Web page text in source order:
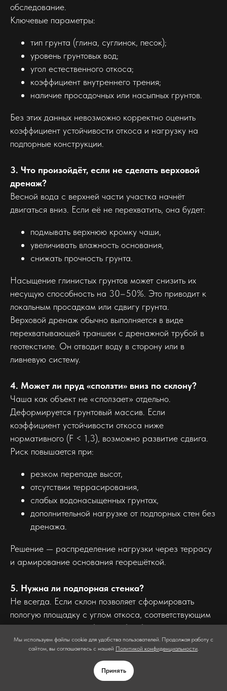
обследование.
Ключевые параметры:
тип грунта (глина, суглинок, песок);
уровень грунтовых вод;
угол естественного откоса;
коэффициент внутреннего трения;
наличие просадочных или насыпных грунтов.
Без этих данных невозможно корректно оценить
коэффициент устойчивости откоса и нагрузку на
подпорные конструкции.
3. Что произойдёт, если не сделать верховой
дренаж?
Весной вода с верхней части участка начнёт
двигаться вниз. Если её не перехватить, она будет:
подмывать верхнюю кромку чаши,
увеличивать влажность основания,
снижать прочность грунта.
Насыщение глинистых грунтов может снизить их
несущую способность на 30–50%. Это приводит к
локальным просадкам или сдвигу грунта.
Верховой дренаж обычно выполняется в виде
перехватывающей траншеи с дренажной трубой в
геотекстиле. Он отводит воду в сторону или в
ливневую систему.
4. Может ли пруд «сползти» вниз по склону?
Чаша как объект не «сползает» отдельно.
Деформируется грунтовый массив. Если
коэффициент устойчивости откоса ниже
нормативного (F < 1,3), возможно развитие сдвига.
Риск повышается при:
резком перепаде высот,
отсутствии террасирования,
слабых водонасыщенных грунтах,
дополнительной нагрузке от подпорных стен без
дренажа.
Решение — распределение нагрузки через террасу
и армирование основания георешёткой.
5. Нужна ли подпорная стенка?
Не всегда. Если склон позволяет сформировать
пологую площадку с углом откоса, соответствующим
типу грунта, можно обойтись без бетонной стены.
Но подпорная конструкция обязательна при:
перепаде более 0,8–1 м по задней части чаши;
ограниченном пространстве;
Мы используем файлы cookie для удобства пользователей. Продолжая работу с
сайтом, вы соглашаетесь с нашей Политикой конфиденциальности.
Принять
ЗВОНОК